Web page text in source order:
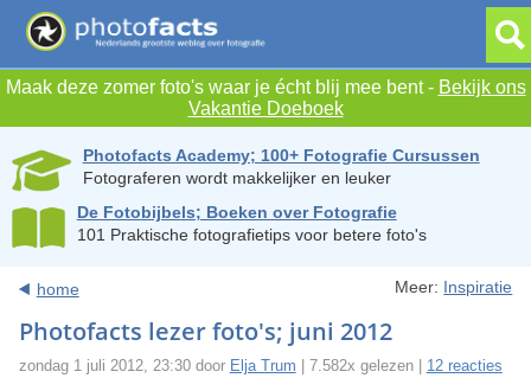
Maak deze zomer foto's waar je écht blij mee bent - Bekijk ons
Vakantie Doeboek
Photofacts Academy; 100+ Fotografie Cursussen
Fotograferen wordt makkelijker en leuker
De Fotobijbels; Boeken over Fotografie
101 Praktische fotografietips voor betere foto's
home Meer: Inspiratie
Photofacts lezer foto's; juni 2012
zondag 1 juli 2012, 23:30 door Elja Trum | 7.582x gelezen | 12 reacties